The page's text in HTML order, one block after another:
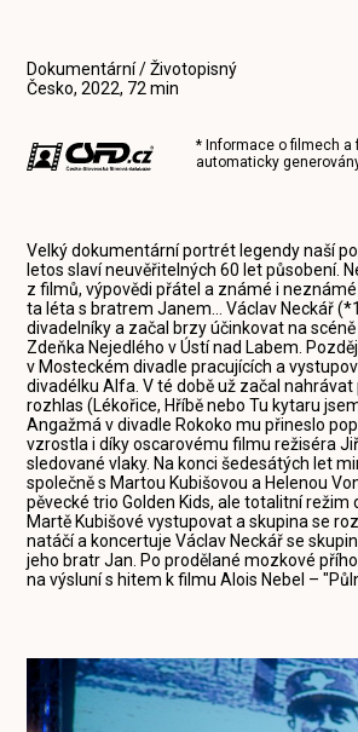
Dokumentární / Životopisný
Česko, 2022, 72 min
* Informace o filmech a
automaticky
Velký dokumentární portrét legendy naší
letos slaví neuvěřitelných 60 let působení.
z filmů, výpovědi přátel a známé i
ta léta s bratrem Janem... Václav Neckář
divadelníky a začal brzy účinkovat na
Zdeňka Nejedlého v Ústí nad Labem.
v Mosteckém divadle pracujících a
divadélku Alfa. V té době už začal
rozhlas (Lékořice, Hříbě nebo Tu kytaru
Angažmá v divadle Rokoko mu přineslo
vzrostla i díky oscarovému filmu režiséra
sledované vlaky. Na konci šedesátých let
společně s Martou Kubišovou a Helenou
pěvecké trio Golden Kids, ale totalitní režim
Martě Kubišové vystupovat a skupina se
natáčí a koncertuje Václav Neckář se
jeho bratr Jan. Po prodělané mozkové
na výsluní s hitem k filmu Alois Nebel –